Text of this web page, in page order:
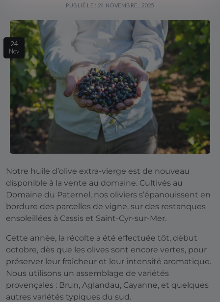
PUBLIÉ LE : 24 NOVEMBRE , 2025
24
Nov
Notre huile d’olive extra-vierge est de nouveau
disponible à la vente au domaine. Cultivés au
Domaine du Paternel, nos oliviers s’épanouissent en
bordure des parcelles de vigne, sur des restanques
ensoleillées à Cassis et Saint-Cyr-sur-Mer.
Cette année, la récolte a été effectuée tôt, début
octobre, dès que les olives sont encore vertes, pour
préserver leur fraîcheur et leur intensité aromatique.
Nous utilisons un assemblage de variétés
provençales : Brun, Aglandau, Cayanne, et quelques
autres variétés typiques du sud.